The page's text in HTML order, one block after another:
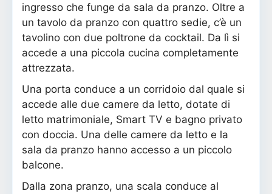
ingresso che funge da sala da pranzo. Oltre a
un tavolo da pranzo con quattro sedie, c’è un
tavolino con due poltrone da cocktail. Da lì si
accede a una piccola cucina completamente
attrezzata.
Una porta conduce a un corridoio dal quale si
accede alle due camere da letto, dotate di
letto matrimoniale, Smart TV e bagno privato
con doccia. Una delle camere da letto e la
sala da pranzo hanno accesso a un piccolo
balcone.
Dalla zona pranzo, una scala conduce al